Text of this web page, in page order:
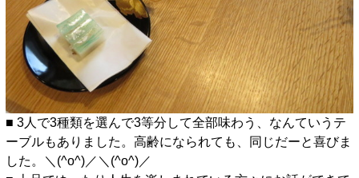
■ 3人で3種類を選んで3等分して全部味わう、なんていうテ
ーブルもありました。高齢になられても、同じだーと喜びま
した。＼(^o^)／＼(^o^)／